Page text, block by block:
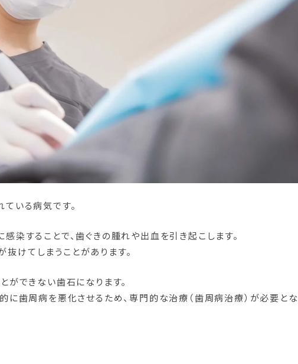
いる病気です。
染することで、歯ぐきの腫れや出血を引き起こします。
けてしまうことがあります。
ができない歯石になります。
歯周病を悪化させるため、専門的な治療（歯周病治療）が必要とな